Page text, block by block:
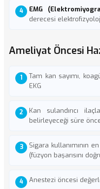
EMG
derecesi
Ameliyat Öncesi
Tam kan sayımı,
EKG
Kan sulandırıcı
belirleyeceği süre
Sigara kullanımının
(füzyon başarısını
Anestezi öncesi